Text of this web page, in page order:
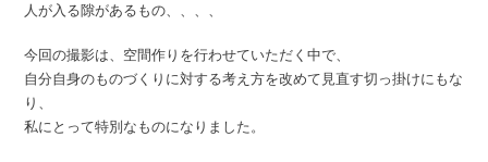
人が入る隙があるもの、、、、
今回の撮影は、空間作りを行わせていただく中で、
自分自身のものづくりに対する考え方を改めて見直す切っ掛けにもな
り、
私にとって特別なものになりました。